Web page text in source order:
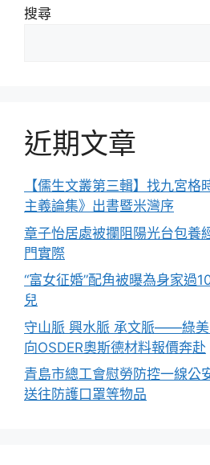
搜尋
近期文章
【儒生文叢第三輯】找九宮格
主義論集》出書暨米灣序
章子怡居處被攔阻陽光台包養
門實際
“富女征婚”配角被曝為身家過
兒
守山脈 興水脈 承文脈——綠美
向OSDER奧斯德材料報價奔赴
青島市總工會慰勞防控一線公
送往防護口罩等物品